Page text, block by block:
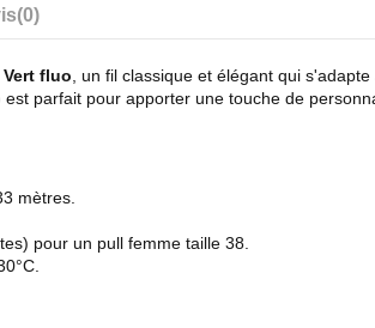
(0)
Vert fluo , un fil classique et élégant qui
est parfait pour apporter une touche de
mètres.
pour un pull femme taille 38.